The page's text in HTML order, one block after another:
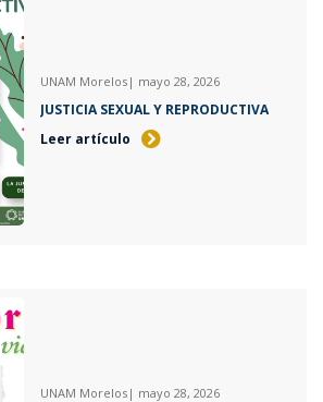
UNAM Morelos | mayo 28, 2026
JUSTICIA SEXUAL Y REPRODUCTIVA
Leer artículo
UNAM Morelos | mayo 28, 2026